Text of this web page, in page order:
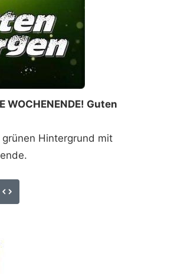
WOCHENENDE! Guten
Hintergrund mit